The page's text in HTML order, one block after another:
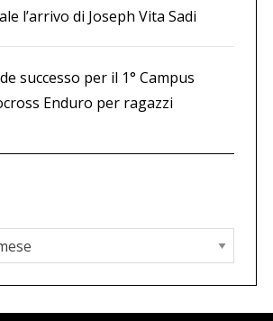
l’arrivo di Joseph Vita Sadi
successo per il 1° Campus
Enduro per ragazzi